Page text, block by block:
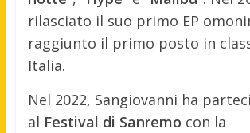
rilasciato il suo primo EP
raggiunto il primo posto in
Italia.
Nel 2022, Sangiovanni ha
al Festival di Sanremo con la